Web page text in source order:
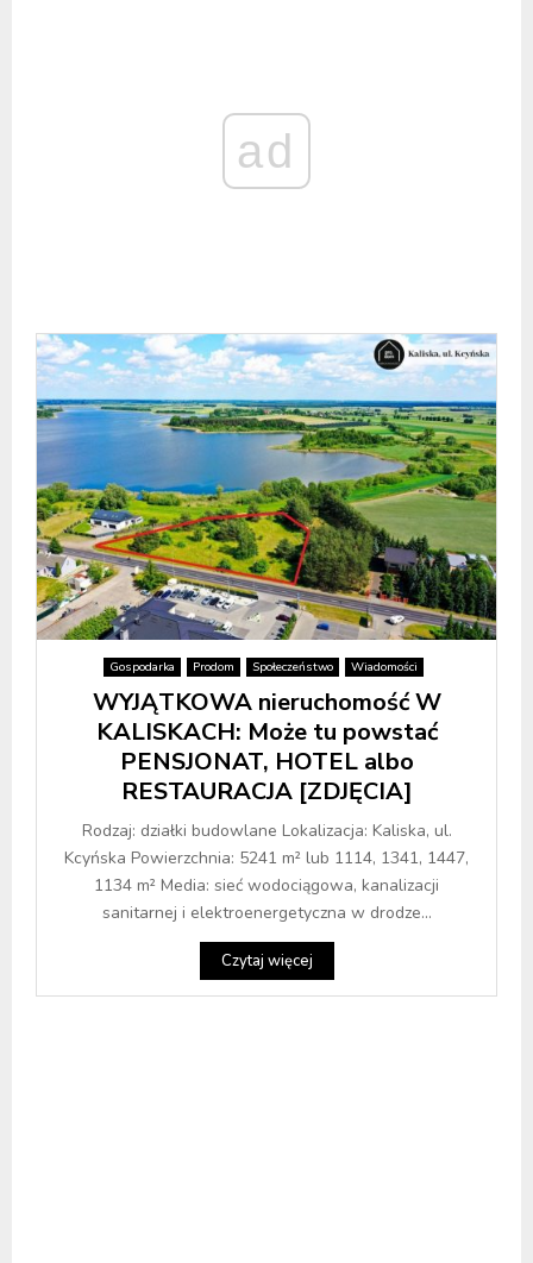
ad
Gospodarka Prodom Społeczeństwo Wiadomości
WYJĄTKOWA nieruchomość W
KALISKACH: Może tu powstać
PENSJONAT, HOTEL albo
RESTAURACJA [ZDJĘCIA]
Rodzaj: działki budowlane Lokalizacja: Kaliska, ul.
Kcyńska Powierzchnia: 5241 m² lub 1114, 1341, 1447,
1134 m² Media: sieć wodociągowa, kanalizacji
sanitarnej i elektroenergetyczna w drodze...
Czytaj więcej